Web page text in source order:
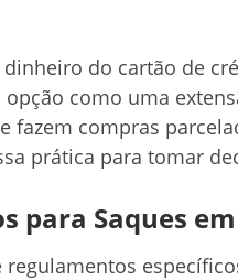
do cartão de
como uma
compras
prática para tomar
para Saques